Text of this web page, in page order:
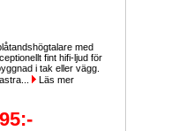
med
fint hifi-ljud för
i tak eller vägg.
Läs mer